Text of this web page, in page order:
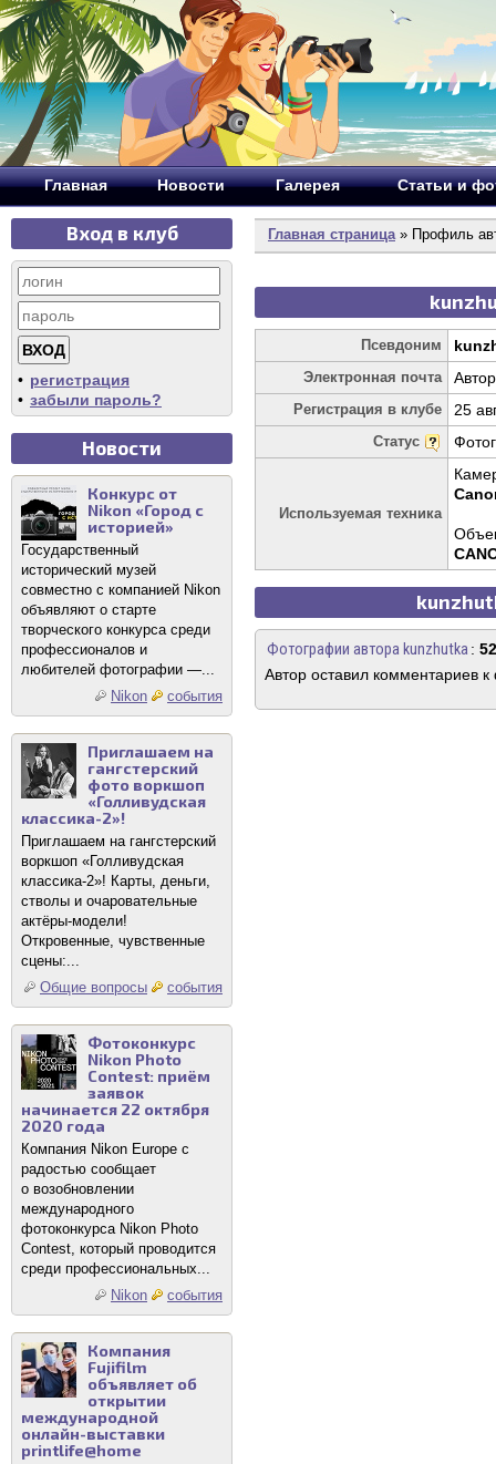
Главная Новости Галерея Статьи и
Вход в клуб
• регистрация
• забыли пароль?
Новости
Конкурс от
Nikon «Город с
историей»
Государственный
исторический музей
совместно с компанией Nikon
объявляют о старте
творческого конкурса среди
профессионалов и
любителей фотографии —...
Nikon
события
Приглашаем на
гангстерский
фото воркшоп
«Голливудская
классика-2»!
Приглашаем на гангстерский
воркшоп «Голливудская
классика-2»! Карты, деньги,
стволы и очаровательные
актёры-модели!
Откровенные, чувственные
сцены:...
Общие вопросы
события
Фотоконкурс
Nikon Photo
Contest: приём
заявок
начинается 22 октября
2020 года
Компания Nikon Europe с
радостью сообщает
о возобновлении
международного
фотоконкурса Nikon Photo
Contest, который проводится
среди профессиональных...
Nikon
события
Компания
Fujifilm
объявляет об
открытии
международной
онлайн-выставки
printlife@home
Главная страница» Профиль
Псевдоним
Электронная почта
Регистрация в клубе 25
Статус
Используемая техника
Фотографии автора kunzhutka: 52
Автор оставил комментариев